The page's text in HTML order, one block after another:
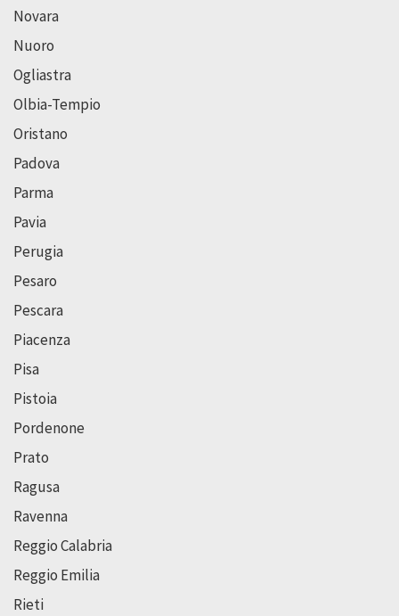
Novara
Nuoro
Ogliastra
Olbia-Tempio
Oristano
Padova
Parma
Pavia
Perugia
Pesaro
Pescara
Piacenza
Pisa
Pistoia
Pordenone
Prato
Ragusa
Ravenna
Reggio Calabria
Reggio Emilia
Rieti